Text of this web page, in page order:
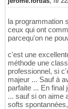
la programmation
ceux qui ont
parcequ'on ne
c'est une
méthode une
professionnel, si
majeur ... Sauf à
parfaite ... En final
... sauf si on aime
softs